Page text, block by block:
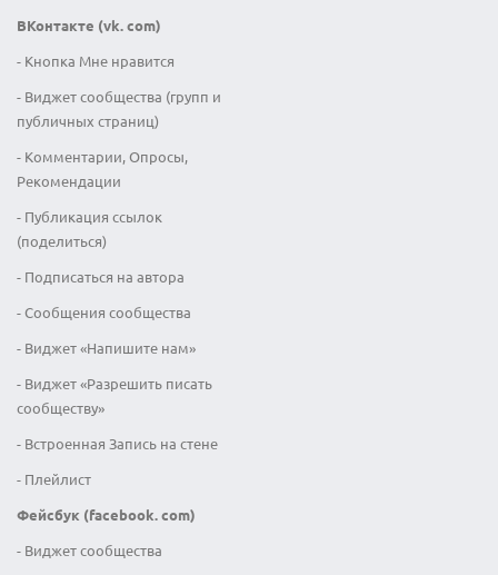
ВКонтакте (vk. com)
- Кнопка Мне нравится
- Виджет сообщества (групп и
публичных страниц)
- Комментарии, Опросы,
Рекомендации
- Публикация ссылок
(поделиться)
- Подписаться на автора
- Сообщения сообщества
- Виджет «Напишите нам»
- Виджет «Разрешить писать
сообществу»
- Встроенная Запись на стене
- Плейлист
Фейсбук (facebook. com)
- Виджет сообщества